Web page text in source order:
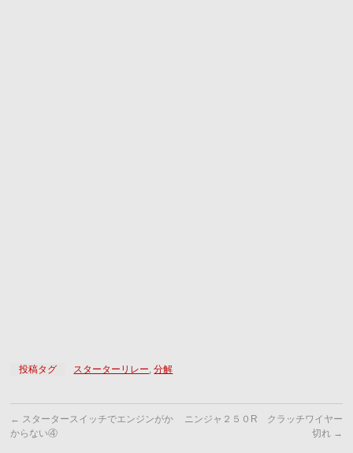
投稿タグ スターターリレー ,分解
← スタータースイッチでエンジンがか
からない④
ニンジャ２５０R クラッチワイヤー
切れ →